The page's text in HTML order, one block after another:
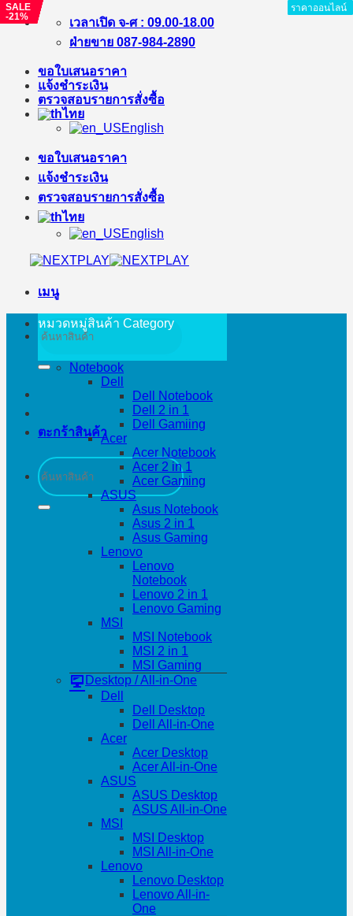
ข้าม
เนื้อหา
เวลาเปิด จ-ศ : 09.00-18.00
ฝ่ายขาย 087-984-2890
ขอใบเสนอราคา
แจ้งชำระเงิน
ตรวจสอบรายการสั่งซื้อ
ไทย
English
ขอใบเสนอราคา
แจ้งชำระเงิน
ตรวจสอบรายการสั่งซื้อ
ไทย
English
เมนู
ค้นหา:
ตะกร้าสินค้า
ค้นหา:
หมวดหมู่สินค้า Category
Notebook
Dell
Dell Notebook
Dell 2 in 1
Dell Gamiing
Acer
Acer Notebook
Acer 2 in 1
Acer Gaming
ASUS
Asus Notebook
Asus 2 in 1
Asus Gaming
Lenovo
Lenovo
Notebook
Lenovo 2 in 1
Lenovo Gaming
MSI
MSI Notebook
MSI 2 in 1
MSI Gaming
Desktop / All-in-One
Dell
Dell Desktop
Dell All-in-One
Acer
Acer Desktop
Acer All-in-One
ASUS
ASUS Desktop
ASUS All-in-One
MSI
MSI Desktop
MSI All-in-One
Lenovo
Lenovo Desktop
Lenovo All-in-
One
ราคาออนไลน์
SALE
-21%
ราคาออนไลน์
SALE
-5%
ราคาออนไลน์
ราคาออนไลน์
ราคาออนไลน์
ราคาออนไลน์
SALE
-3%
ราคาออนไลน์
SALE
-15%
ราคาออนไลน์
SALE
-5%
ราคาออนไลน์
SALE
-23%